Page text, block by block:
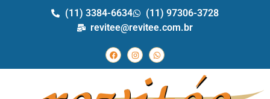
(11) 3384-6634
(11) 97306-3728
revitee@revitee.com.br